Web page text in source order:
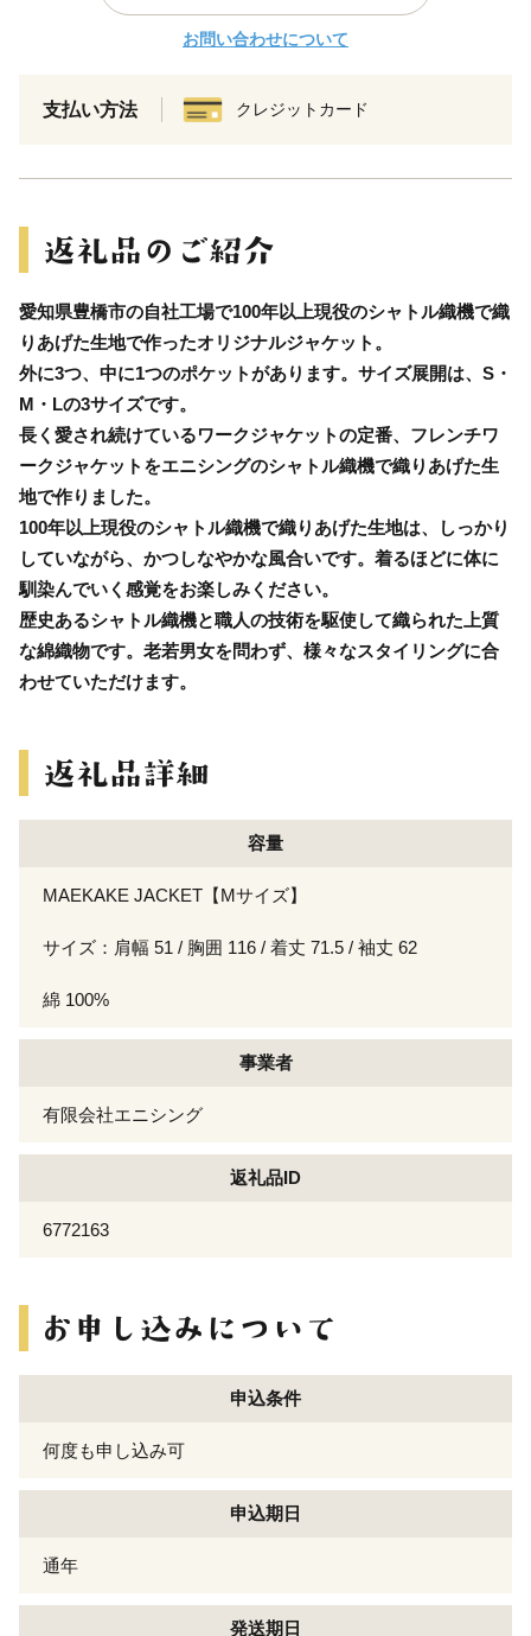
お問い合わせについて
支払い方法 クレジットカード
愛知県豊橋市の自社工場で100年以上現役のシャトル織機で織
りあげた生地で作ったオリジナルジャケット。
外に3つ、中に1つのポケットがあります。サイズ展開は、S・
M・Lの3サイズです。
長く愛され続けているワークジャケットの定番、フレンチワ
ークジャケットをエニシングのシャトル織機で織りあげた生
地で作りました。
100年以上現役のシャトル織機で織りあげた生地は、しっかり
していながら、かつしなやかな風合いです。着るほどに体に
馴染んでいく感覚をお楽しみください。
歴史あるシャトル織機と職人の技術を駆使して織られた上質
な綿織物です。老若男女を問わず、様々なスタイリングに合
わせていただけます。
容量
MAEKAKE JACKET【Mサイズ】
サイズ：肩幅 51 / 胸囲 116 / 着丈 71.5 / 袖丈 62
綿 100%
事業者
有限会社エニシング
返礼品ID
6772163
申込条件
何度も申し込み可
申込期日
通年
発送期日